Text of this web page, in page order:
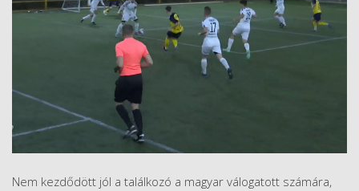
Nem kezdődött jól a találkozó a magyar válogatott számára,